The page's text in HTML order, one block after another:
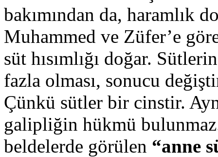
bakımından da, haramlık
Muhammed ve Züfer’e
süt hısımlığı doğar.
fazla olması, sonucu
Çünkü sütler bir cinstir.
galipliğin hükmü
beldelerde görülen “anne